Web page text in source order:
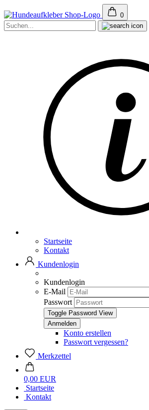
0
Startseite
Kontakt
Kundenlogin
Kundenlogin
E-Mail
Passwort
Toggle Password View
Konto erstellen
Passwort vergessen?
Merkzettel
0,00 EUR
Startseite
Kontakt